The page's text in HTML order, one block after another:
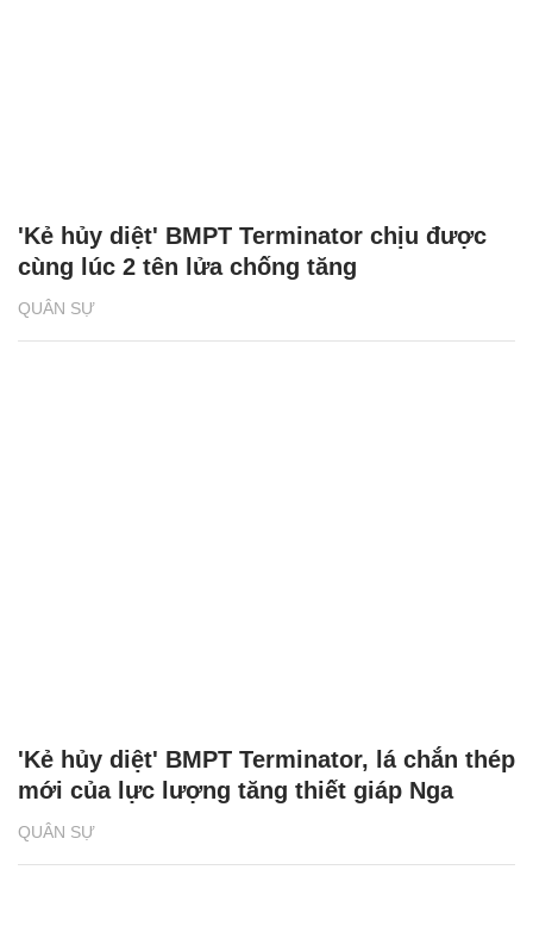
QUÂN SỰ
'Kẻ hủy diệt' BMPT Terminator chịu được
cùng lúc 2 tên lửa chống tăng
QUÂN SỰ
'Kẻ hủy diệt' BMPT Terminator, lá chắn thép
mới của lực lượng tăng thiết giáp Nga